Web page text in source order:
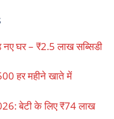
घर – ₹2.5 लाख सब्सिडी
हर महीने खाते में
बेटी के लिए ₹74 लाख